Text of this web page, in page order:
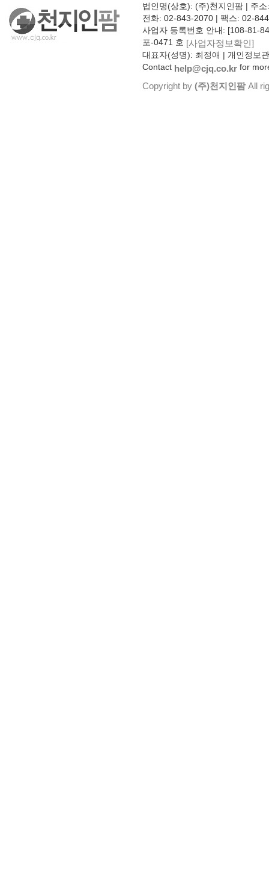
법인명(상호): (주)천지인팜 | 주
전화: 02-843-2070 | 팩스: 02-
사업자 등록번호 안내: [108-81-
포-0471 호 [사업자정보확인]
대표자(성명): 최정애 | 개인정보
Contact help@cjq.co.kr for
Copyright by (주)천지인팜All